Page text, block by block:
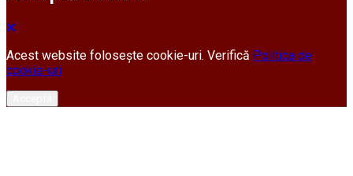
Acest website folosește cookie-uri. Verifică Politica de
cookie-uri